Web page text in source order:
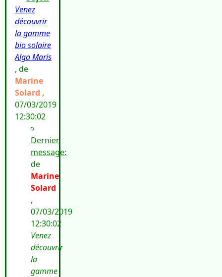
Venez
découvrir
la gamme
bio solaire
Alga Maris
, de
Marine
Solard ,
07/03/2019
12:30:02
Dernier
message:
de
Marine
Solard
,
07/03/2019
12:30:02
Venez
découvrir
la
gamme